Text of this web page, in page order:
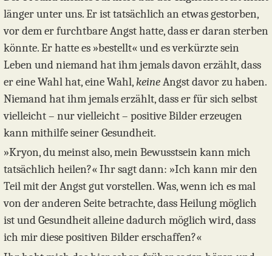
länger unter uns. Er ist tatsächlich an etwas gestorben,
vor dem er furchtbare Angst hatte, dass er daran sterben
könnte. Er hatte es »bestellt« und es verkürzte sein
Leben und niemand hat ihm jemals davon erzählt, dass
er eine Wahl hat, eine Wahl,keineAngst davor zu haben.
Niemand hat ihm jemals erzählt, dass er für sich selbst
vielleicht – nur vielleicht – positive Bilder erzeugen
kann mithilfe seiner Gesundheit.
»Kryon, du meinst also, mein Bewusstsein kann mich
tatsächlich heilen?« Ihr sagt dann: »Ich kann mir den
Teil mit der Angst gut vorstellen. Was, wenn ich es mal
von der anderen Seite betrachte, dass Heilung möglich
ist und Gesundheit alleine dadurch möglich wird, dass
ich mir diese positiven Bilder erschaffen?«